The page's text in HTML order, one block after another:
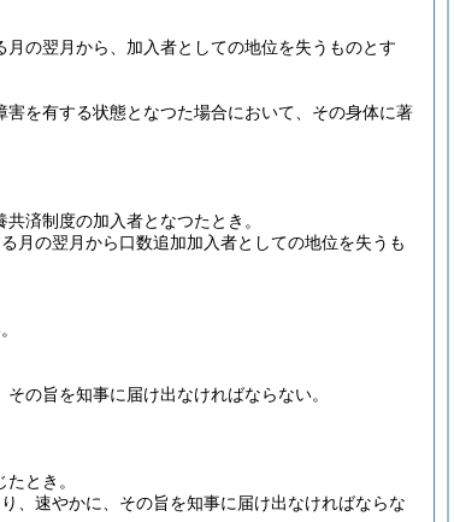
の翌月から、加入者としての地位を失うものとす
を有する状態となつた場合において、その身体に著
済制度の加入者となつたとき。
月の翌月から口数追加加入者としての地位を失うも
の旨を知事に届け出なければならない。
とき。
、速やかに、その旨を知事に届け出なければならな